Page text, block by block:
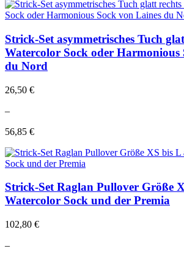
Strick-Set asymmetrisches Tuch
Watercolor Sock oder Harmonious
du Nord
26,50 €
–
56,85 €
Strick-Set Raglan Pullover Größe
Watercolor Sock und der Premia
102,80 €
–